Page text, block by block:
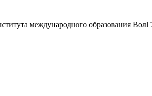
международного образования